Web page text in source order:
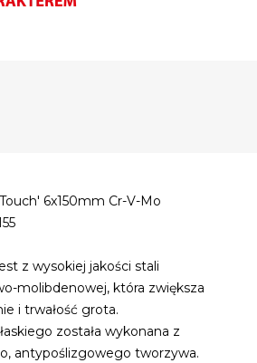
6x150mm Cr-V-Mo
z wysokiej jakości stali
molibdenowej, która zwiększa
i trwałość grota.
została wykonana z
antypoślizgowego tworzywa.